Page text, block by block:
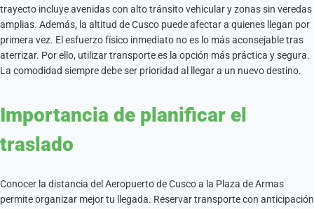
trayecto incluye avenidas con alto tránsito vehicular y zonas sin veredas
amplias. Además, la altitud de Cusco puede afectar a quienes llegan por
primera vez. El esfuerzo físico inmediato no es lo más aconsejable tras
aterrizar. Por ello, utilizar transporte es la opción más práctica y segura.
La comodidad siempre debe ser prioridad al llegar a un nuevo destino.
Importancia de planificar el
traslado
Conocer la distancia del Aeropuerto de Cusco a la Plaza de Armas
permite organizar mejor tu llegada. Reservar transporte con anticipación